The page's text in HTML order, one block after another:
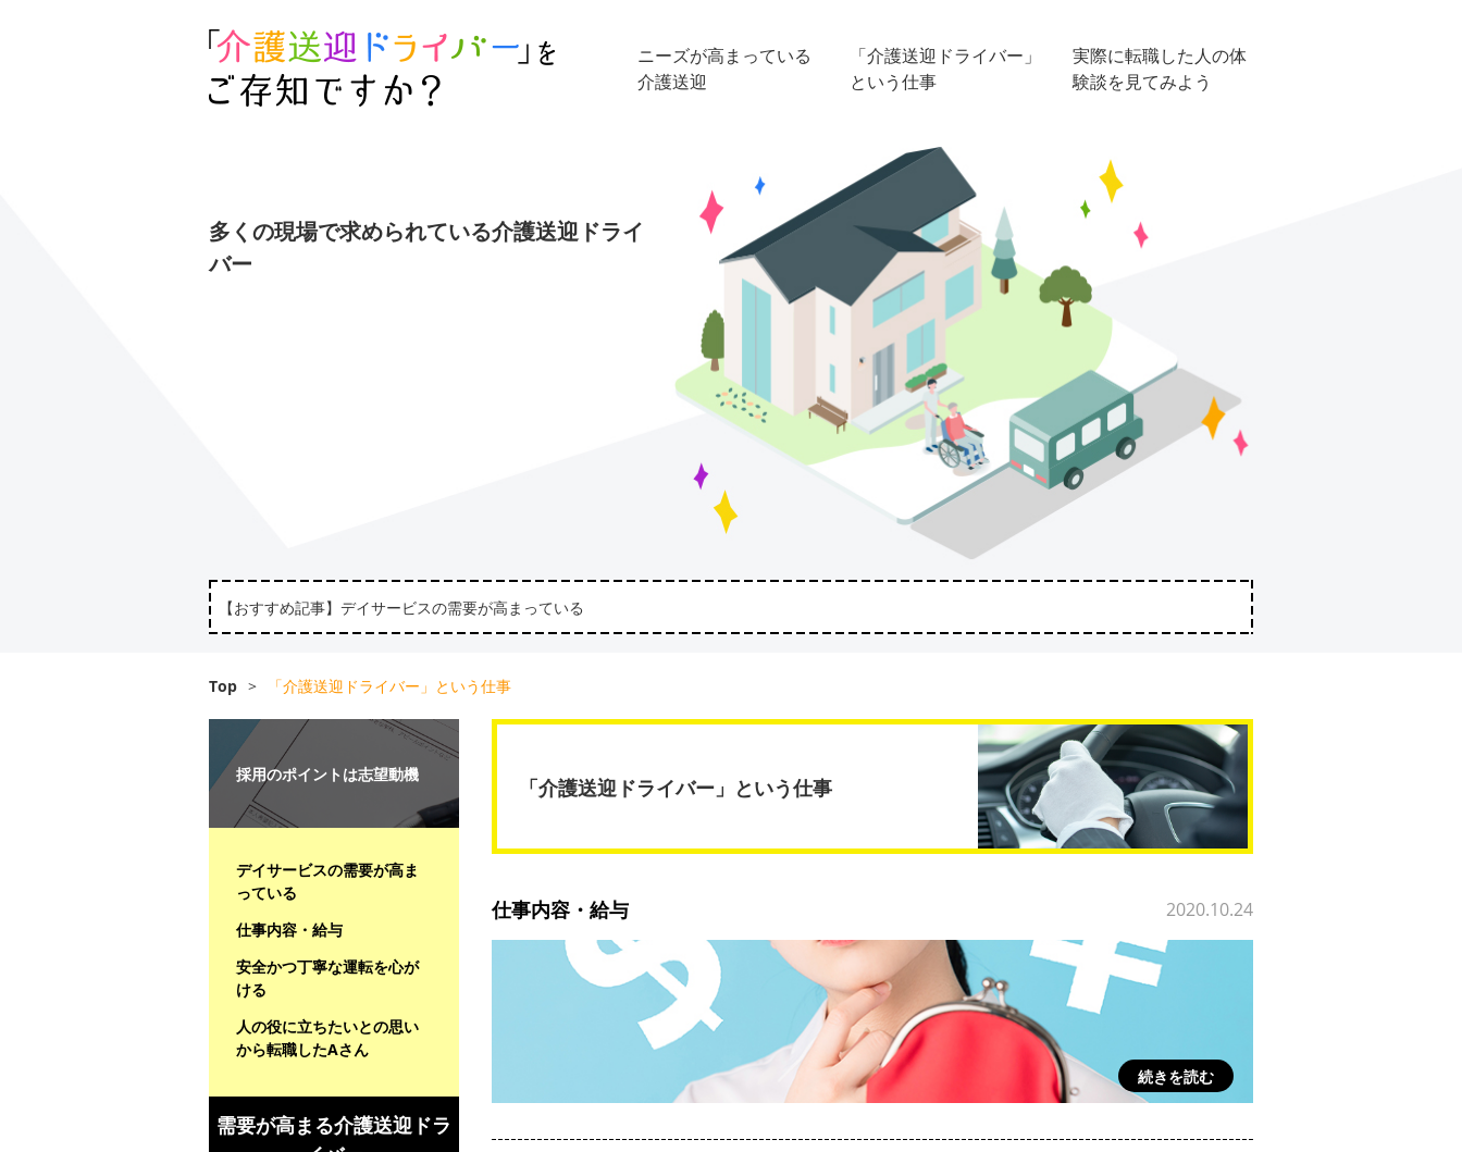
ニーズが高まっている
介護送迎
「介護送迎ドライバー」
という仕事
実際に転職した人の体
験談を見てみよう
多くの現場で求められている介護送迎ドライ
バー
【おすすめ記事】デイサービスの需要が高まっている
Top > 「介護送迎ドライバー」という仕事
「介護送迎ドライバー」という仕事
仕事内容・給与 2020.10.24
続きを読む
採用のポイントは志望動機
デイサービスの需要が高ま
っている
仕事内容・給与
安全かつ丁寧な運転を心が
ける
人の役に立ちたいとの思い
から転職したAさん
需要が高まる介護送迎ドラ